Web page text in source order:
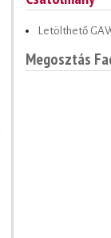
Letölthető
Megosztás